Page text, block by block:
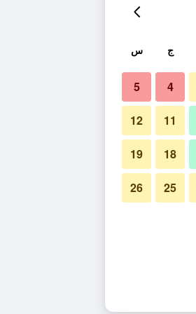
ج س
4
5
11
12
18
19
25
26